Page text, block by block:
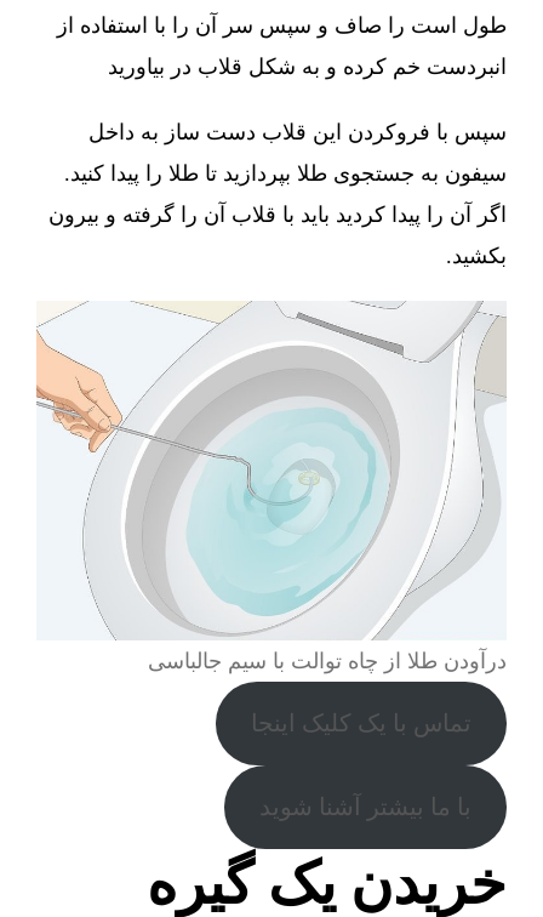
طول است را صاف و سپس سر آن را با استفاده از
انبردست خم کرده و به شکل قلاب در بیاورید
سپس با فروکردن این قلاب دست ساز به داخل
سیفون به جستجوی طلا بپردازید تا طلا را پیدا کنید.
اگر آن را پیدا کردید باید با قلاب آن را گرفته و بیرون
بکشید.
درآودن طلا از چاه توالت با سیم جالباسی
تماس با یک کلیک اینجا
با ما بیشتر آشنا شوید
خریدن یک گیره